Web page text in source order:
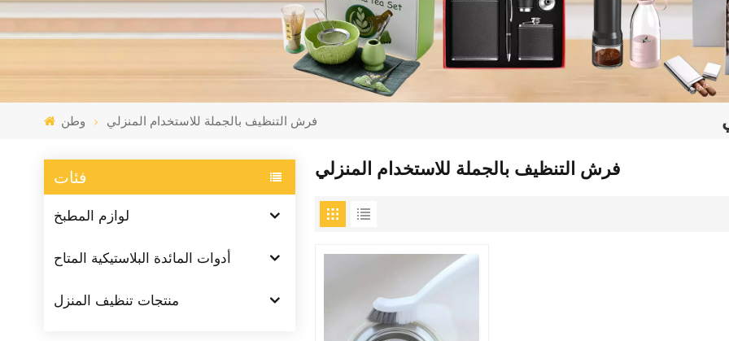
وطن فرش التنظيف بالجملة للاستخدام المنزلي
فئات
لوازم المطبخ
أدوات المائدة البلاستيكية المتاح
منتجات تنظيف المنزل
فرش التنظيف بالجملة للاستخدام المنزلي